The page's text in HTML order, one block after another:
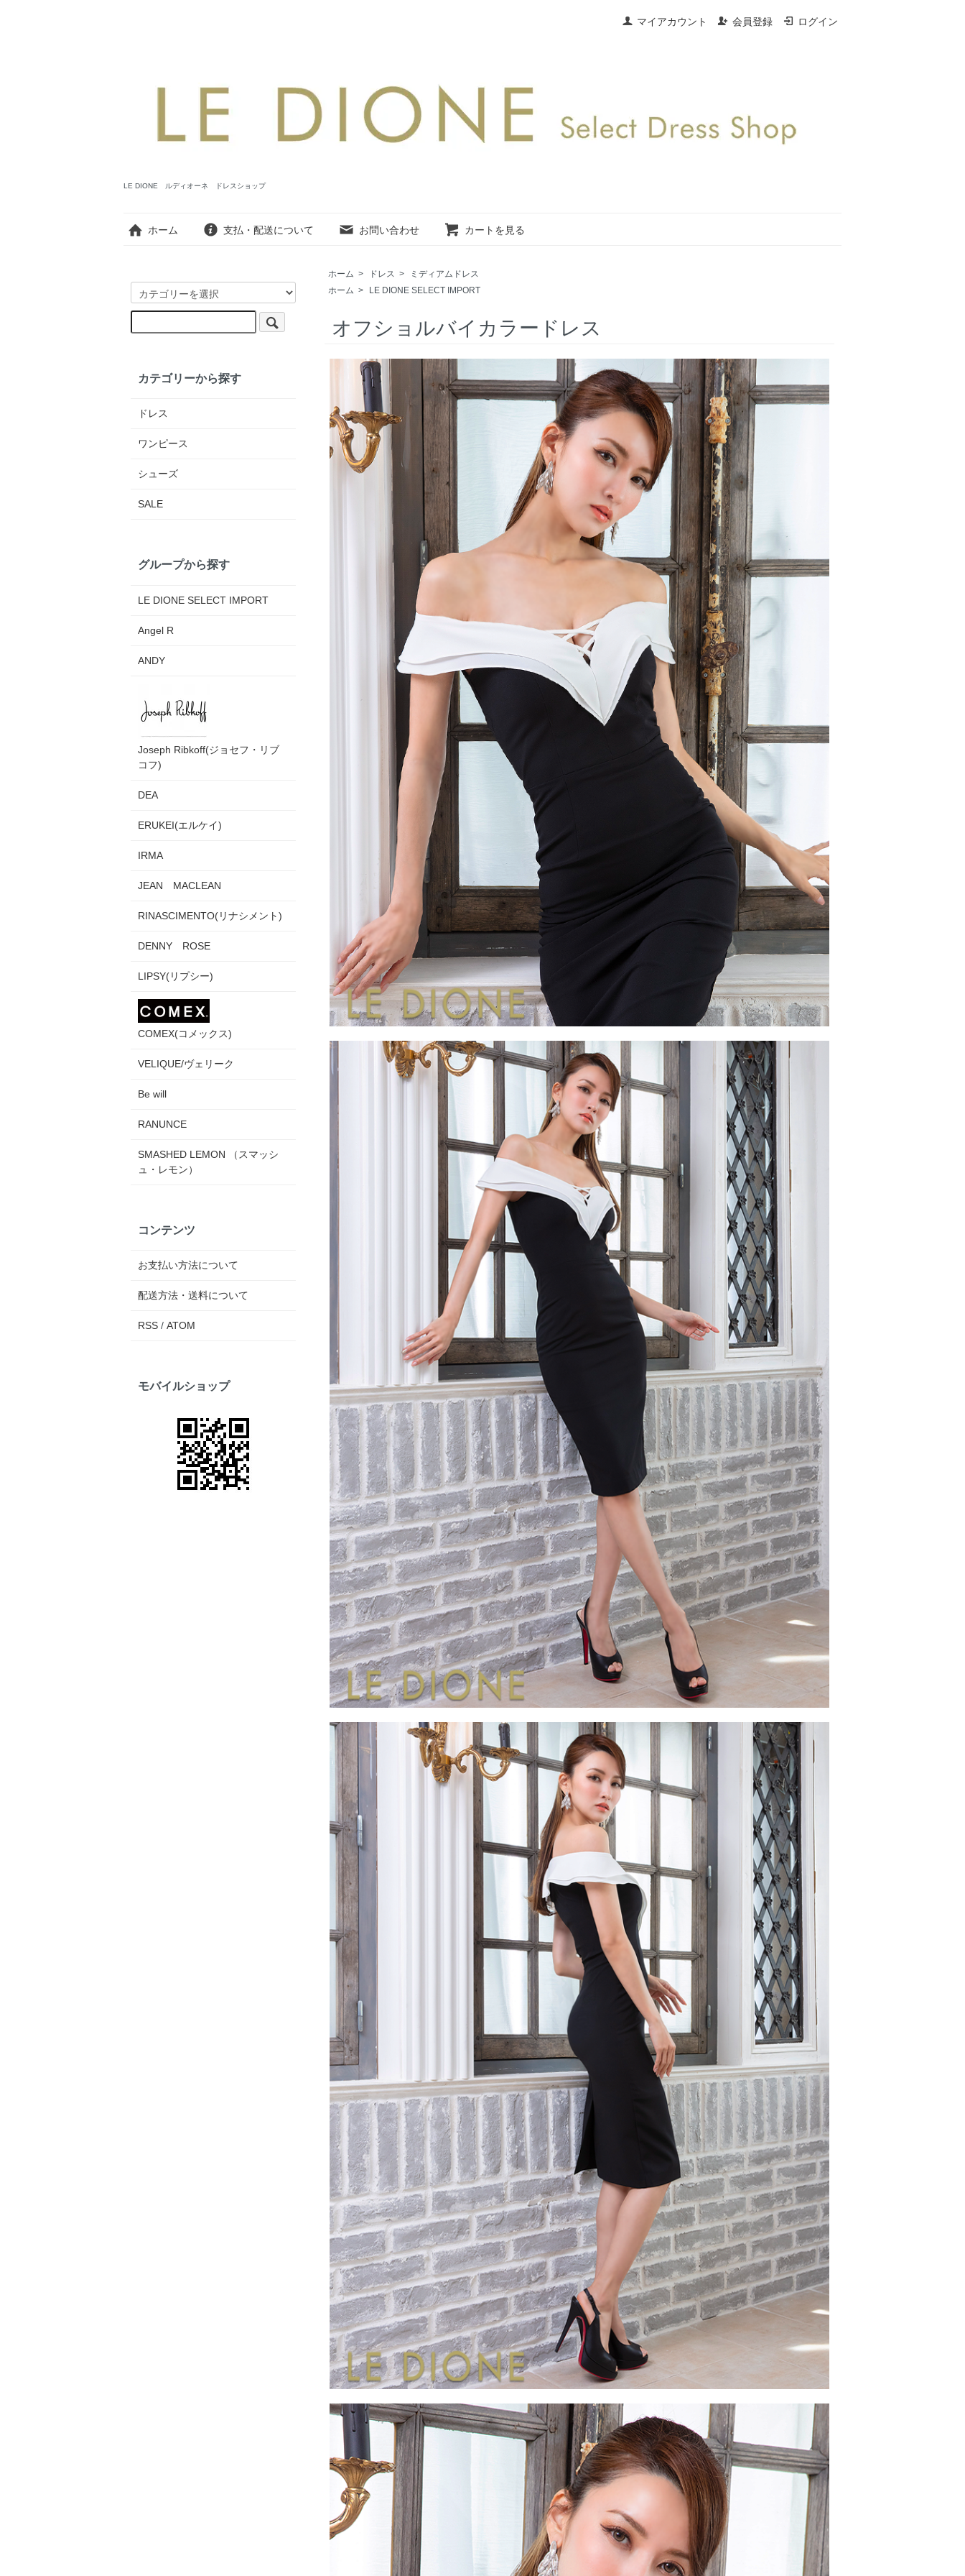
マイアカウント 会員登録 ログイン
LE DIONE ルディオーネ ドレスショップ
ホーム 支払・配送について お問い合わせ カートを見る
ホーム > ドレス >
ミディアムドレス
ホーム > LE DIONE SELECT IMPORT
オフショルバイカラードレス
カテゴリーから探す
ドレス
ワンピース
シューズ
SALE
グループから探す
LE DIONE SELECT IMPORT
Angel R
ANDY
Joseph Ribkoff(ジョセフ・リブ
コフ)
DEA
ERUKEI(エルケイ)
IRMA
JEAN MACLEAN
RINASCIMENTO(リナシメント)
DENNY ROSE
LIPSY(リプシー)
COMEX(コメックス)
VELIQUE/ヴェリーク
Be will
RANUNCE
SMASHED LEMON （スマッシ
ュ・レモン）
コンテンツ
お支払い方法について
配送方法・送料について
RSS / ATOM
モバイルショップ